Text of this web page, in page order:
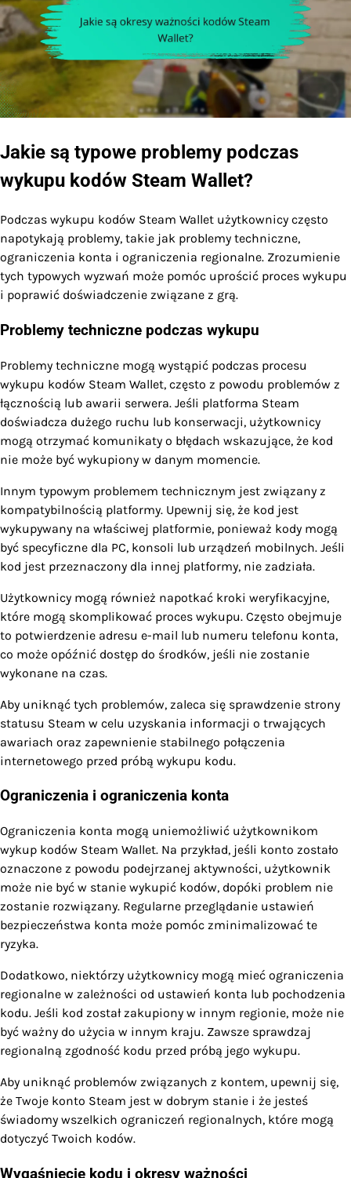
Jakie są typowe problemy podczas
wykupu kodów Steam Wallet?
Podczas wykupu kodów Steam Wallet użytkownicy często
napotykają problemy, takie jak problemy techniczne,
ograniczenia konta i ograniczenia regionalne. Zrozumienie
tych typowych wyzwań może pomóc uprościć proces wykupu
i poprawić doświadczenie związane z grą.
Problemy techniczne podczas wykupu
Problemy techniczne mogą wystąpić podczas procesu
wykupu kodów Steam Wallet, często z powodu problemów z
łącznością lub awarii serwera. Jeśli platforma Steam
doświadcza dużego ruchu lub konserwacji, użytkownicy
mogą otrzymać komunikaty o błędach wskazujące, że kod
nie może być wykupiony w danym momencie.
Innym typowym problemem technicznym jest związany z
kompatybilnością platformy. Upewnij się, że kod jest
wykupywany na właściwej platformie, ponieważ kody mogą
być specyficzne dla PC, konsoli lub urządzeń mobilnych. Jeśli
kod jest przeznaczony dla innej platformy, nie zadziała.
Użytkownicy mogą również napotkać kroki weryfikacyjne,
które mogą skomplikować proces wykupu. Często obejmuje
to potwierdzenie adresu e-mail lub numeru telefonu konta,
co może opóźnić dostęp do środków, jeśli nie zostanie
wykonane na czas.
Aby uniknąć tych problemów, zaleca się sprawdzenie strony
statusu Steam w celu uzyskania informacji o trwających
awariach oraz zapewnienie stabilnego połączenia
internetowego przed próbą wykupu kodu.
Ograniczenia i ograniczenia konta
Ograniczenia konta mogą uniemożliwić użytkownikom
wykup kodów Steam Wallet. Na przykład, jeśli konto zostało
oznaczone z powodu podejrzanej aktywności, użytkownik
może nie być w stanie wykupić kodów, dopóki problem nie
zostanie rozwiązany. Regularne przeglądanie ustawień
bezpieczeństwa konta może pomóc zminimalizować te
ryzyka.
Dodatkowo, niektórzy użytkownicy mogą mieć ograniczenia
regionalne w zależności od ustawień konta lub pochodzenia
kodu. Jeśli kod został zakupiony w innym regionie, może nie
być ważny do użycia w innym kraju. Zawsze sprawdzaj
regionalną zgodność kodu przed próbą jego wykupu.
Aby uniknąć problemów związanych z kontem, upewnij się,
że Twoje konto Steam jest w dobrym stanie i że jesteś
świadomy wszelkich ograniczeń regionalnych, które mogą
dotyczyć Twoich kodów.
Wygaśnięcie kodu i okresy ważności